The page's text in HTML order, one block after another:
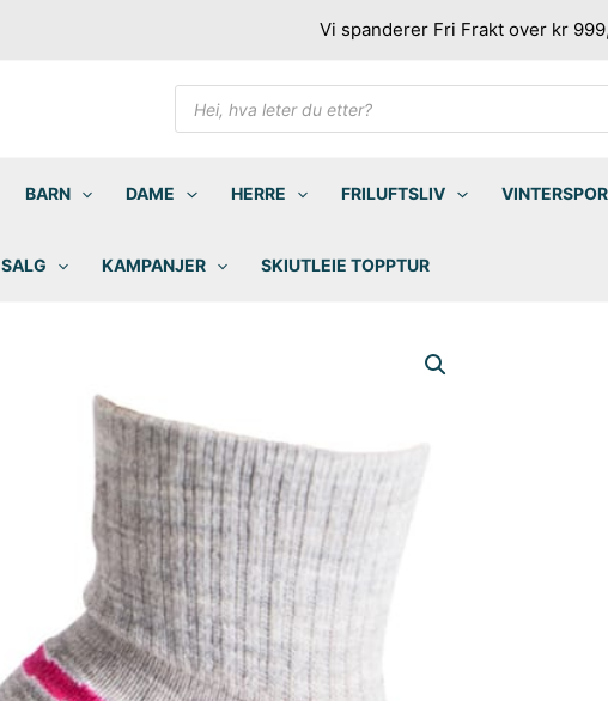
Vi spanderer Fri Frakt over kr
Products
search
BARN DAME HERRE FRILUFTSLIV
SALG KAMPANJER SKIUTLEIE TOPPTUR